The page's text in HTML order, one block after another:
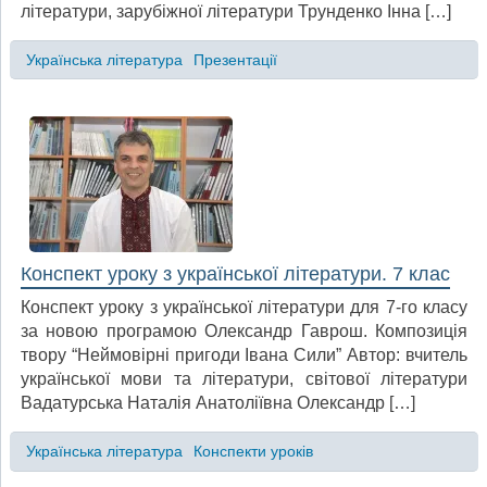
літератури, зарубіжної літератури Трунденко Інна […]
Українська література Презентації
Конспект уроку з української літератури. 7 клас
Конспект уроку з української літератури для 7-го класу
за новою програмою Олександр Гаврош. Композиція
твору “Неймовірні пригоди Івана Сили” Автор: вчитель
української мови та літератури, світової літератури
Вадатурська Наталія Анатоліївна Олександр […]
Українська література Конспекти уроків